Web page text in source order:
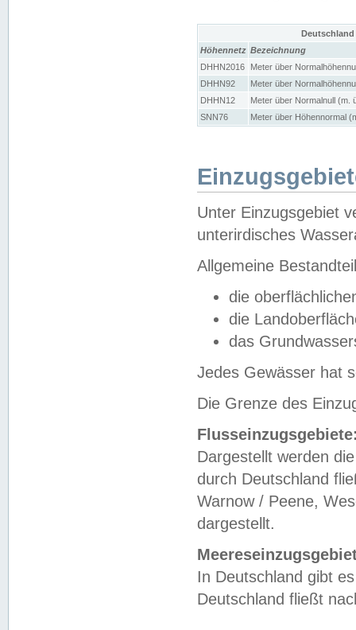
Höhennetz Bezeichnung
DHHN2016
Meter über
DHHN92
Meter über
DHHN12
Meter über Normalnull (m.
SNN76
Meter über Höhennormal
Unter Einzugsgebiet
unterirdisches
Allgemeine
die
die
das
Jedes Gewässer hat
Die Grenze des
Dargestellt werden
durch Deutschland
Warnow / Peene,
dargestellt.
In Deutschland gibt
Deutschland fließt